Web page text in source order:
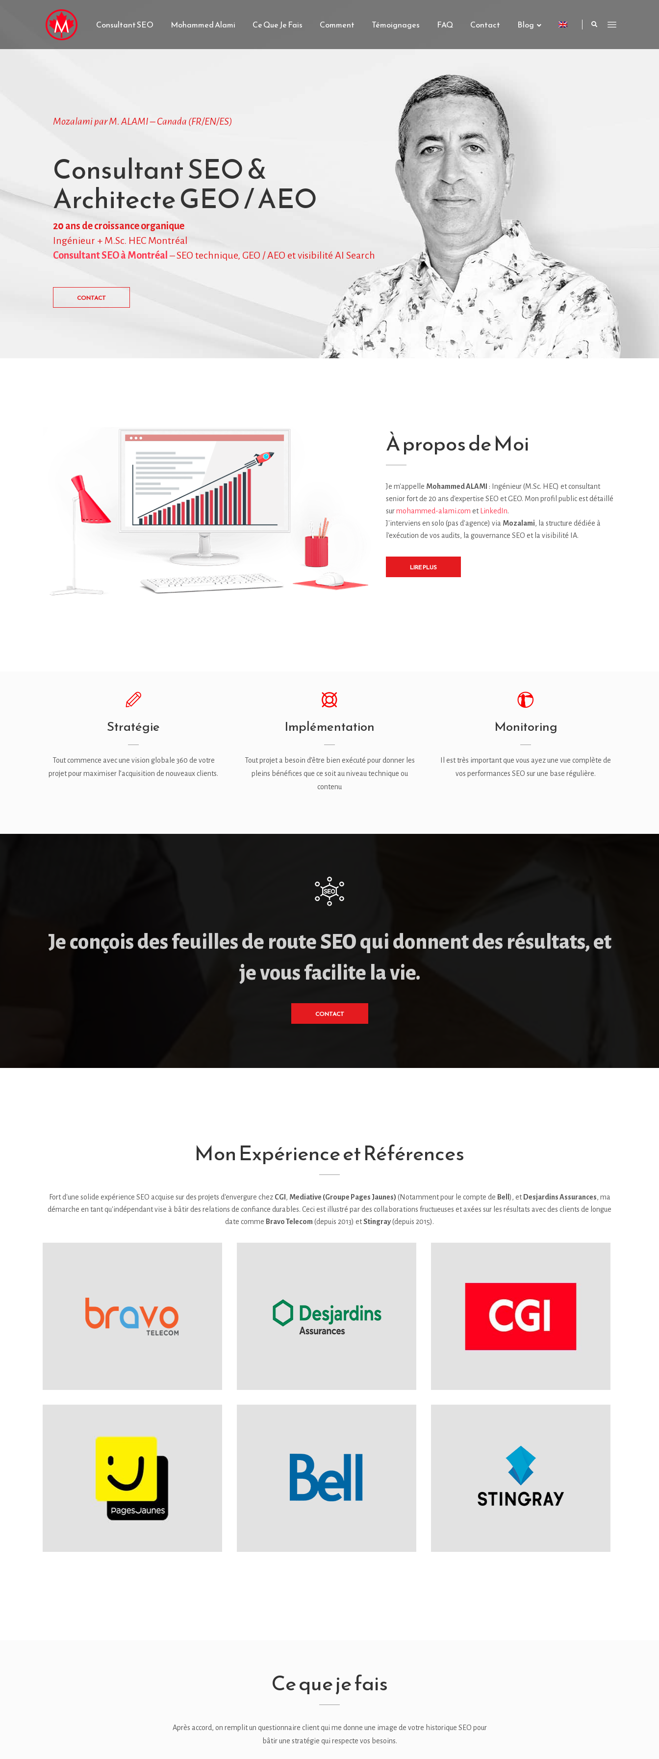
Consultant SEO Mohammed Alami Ce Que Je Fais Comment Témoignages FAQ Contact Blog
Mozalami par M. ALAMI – Canada (FR/EN/ES)
Consultant SEO &
Architecte GEO / AEO
20 ans de croissance organique
Ingénieur + M.Sc. HEC Montréal
Consultant SEO à Montréal – SEO technique, GEO / AEO et visibilité AI Search
CONTACT
À propos de Moi
Je m'appelle Mohammed ALAMI : Ingénieur (M.Sc. HEC) et consultant
senior fort de 20 ans d'expertise SEO et GEO. Mon profil public est détaillé
surmohammed-alami.com et LinkedIn.
J'interviens en solo (pas d'agence) via Mozalami, la structure dédiée à
l'exécution de vos audits, la gouvernance SEO et la visibilité IA.
LIRE PLUS
Stratégie
Tout commence avec une vision globale 360 de votre
projet pour maximiser l’acquisition de nouveaux clients.
Implémentation
Tout projet a besoin d’être bien exécuté pour donner les
pleins bénéfices que ce soit au niveau technique ou
contenu
Monitoring
Il est très important que vous ayez une vue complète de
vos performances SEO sur une base régulière.
Je conçois des feuilles de route SEO qui donnent des résultats, et
je vous facilite la vie.
CONTACT
Mon Expérience et Références
Fort d'une solide expérience SEO acquise sur des projets d'envergure chez CGI , Mediative (Groupe Pages Jaunes) (Notamment pour le compte de Bell ), et Desjardins Assurances, ma
démarche en tant qu'indépendant vise à bâtir des relations de confiance durables. Ceci est illustré par des collaborations fructueuses et axées sur les résultats avec des clients de longue
date comme Bravo Telecom (depuis 2013) etStingray(depuis 2015).
Ce que je fais
Après accord, on remplit un questionnaire client qui me donne une image de votre historique SEO pour
bâtir une stratégie qui respecte vos besoins.